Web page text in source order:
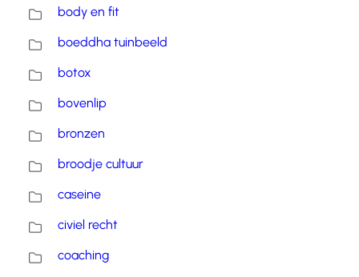
body en fit
boeddha tuinbeeld
botox
bovenlip
bronzen
broodje cultuur
caseine
civiel recht
coaching